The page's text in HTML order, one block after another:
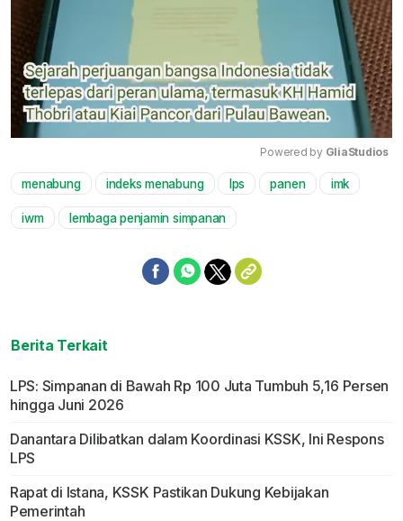
Mute
Powered by GliaStudios
menabung indeks menabung lps panen imk
iwm lembaga penjamin simpanan
Berita Terkait
LPS: Simpanan di Bawah Rp 100 Juta Tumbuh 5,16 Persen
hingga Juni 2026
Danantara Dilibatkan dalam Koordinasi KSSK, Ini Respons
LPS
Rapat di Istana, KSSK Pastikan Dukung Kebijakan
Pemerintah